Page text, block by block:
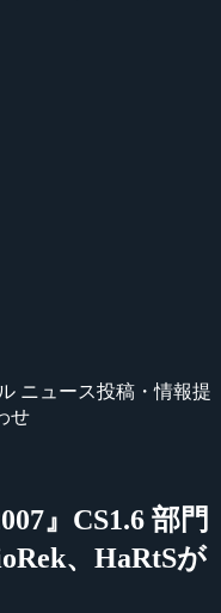
ニュース投稿・情報提
せ
』CS1.6 部門
、HaRtSが